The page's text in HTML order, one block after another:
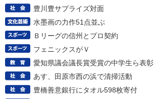
豊川豊サプライズ対面
水墨画の力作51点並ぶ
Ｂリーグの信州とプロ契約
フェニックスがＶ
愛知県議会議長賞受賞の中学生ら表彰
あす、田原市西の浜で清掃活動
豊橋善意銀行にタオル598枚寄付